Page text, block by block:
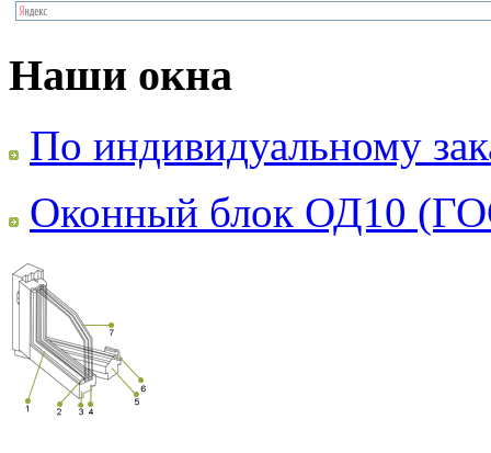
Наши окна
По индивидуальному
Оконный блок ОД10